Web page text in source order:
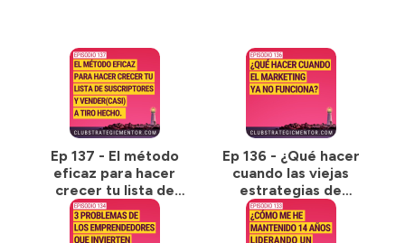
information.
Ep 137 - El método
eficaz para hacer
crecer tu lista de
suscriptores y
vender(casi) a tiro
Ep 136 - ¿Qué hacer
cuando las viejas
estrategias de
marketing ya no
funcionan?